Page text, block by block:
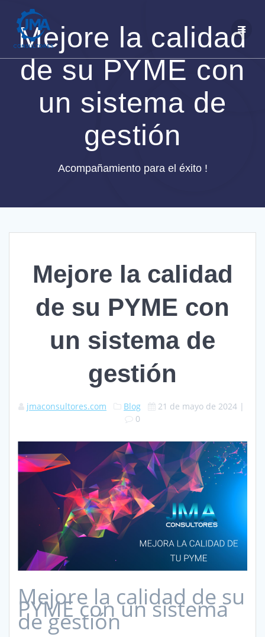
contenido
Mejore la calidad
de su PYME con
un sistema de
gestión
Acompañamiento para el éxito !
Mejore la calidad
de su PYME con
un sistema de
gestión
jmaconsultores.com Blog 21 de mayo de 2024 |
0
Mejore la calidad de su
PYME con un sistema
de gestión